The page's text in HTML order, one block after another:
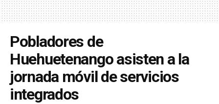
Pobladores de
Huehuetenango asisten a la
jornada móvil de servicios
integrados